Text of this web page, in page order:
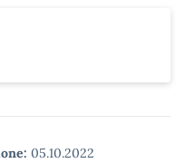
05.10.2022